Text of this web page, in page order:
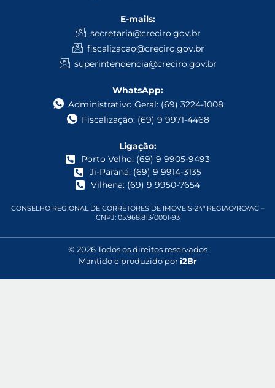
E-mails:
secretaria@creciro.gov.br
fiscalizacao@creciro.gov.br
superintendencia@creciro.gov.br
WhatsApp:
Administrativo Geral: (69) 3224-1008
Fiscalização: (69) 9 9971-4468
Ligação:
Porto Velho: (69) 9 9905-9493
Ji-Paraná: (69) 9 9914-3135
Vilhena: (69) 9 9950-7654
CONSELHO REGIONAL DE CORRETORES DE IMOVEIS-24ª REGIAO/RO/AC –
CNPJ: 05.968.813/0001-93
© 2026 Todos os direitos reservados
Mantido e produzido pori2Br